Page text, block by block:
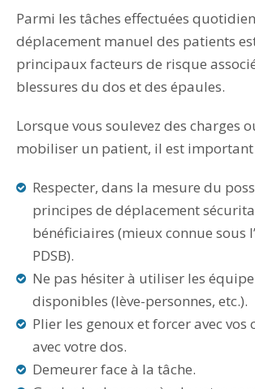
Parmi les tâches effectuées
déplacement manuel des patients
principaux facteurs de risque
blessures du dos et des épaules.
Lorsque vous soulevez des charges
mobiliser un patient, il est important
Respecter, dans la mesure du
principes de déplacement
bénéficiaires (mieux connue sous
PDSB).
Ne pas hésiter à utiliser les
disponibles (lève-personnes, etc.).
Plier les genoux et forcer avec vos
avec votre dos.
Demeurer face à la tâche.